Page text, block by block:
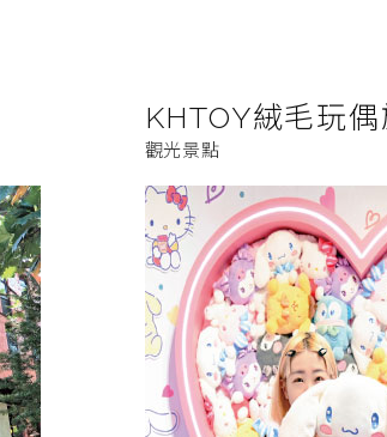
KHTOY絨毛玩
觀光景點